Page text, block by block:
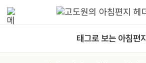
태그로 보는 아침편지